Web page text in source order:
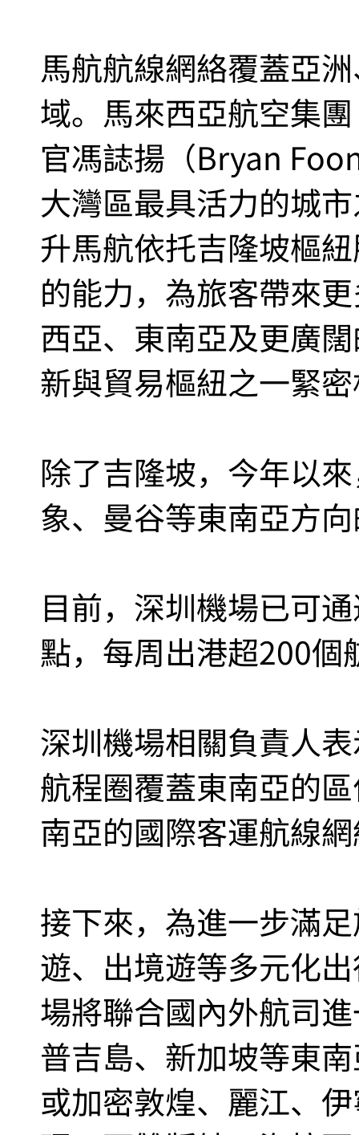
馬航航線網絡覆蓋亞
域。馬來西亞航空集
官馮誌揚（Bryan
大灣區最具活力的城
升馬航依托吉隆坡樞
的能力，為旅客帶來
西亞、東南亞及更廣
新與貿易樞紐之一緊
除了吉隆坡，今年以
象、曼谷等東南亞方
目前，深圳機場已可
點，每周出港超200個
深圳機場相關負責人
航程圈覆蓋東南亞的
南亞的國際客運航線
接下來，為進一步滿
遊、出境遊等多元化
場將聯合國內外航司
普吉島、新加坡等東
或加密敦煌、麗江、